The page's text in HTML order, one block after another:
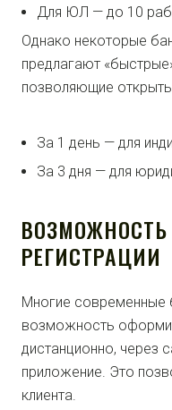
Для ЮЛ — до 10
Однако некоторые
предлагают
позволяющие открыть
За 1 день — для
За 3 дня — для
РЕГИСТРАЦИИ
Многие современные
возможность
дистанционно, через
приложение. Это
клиента.